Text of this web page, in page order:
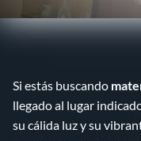
Si estás buscando
llegado al lugar
su cálida luz y su